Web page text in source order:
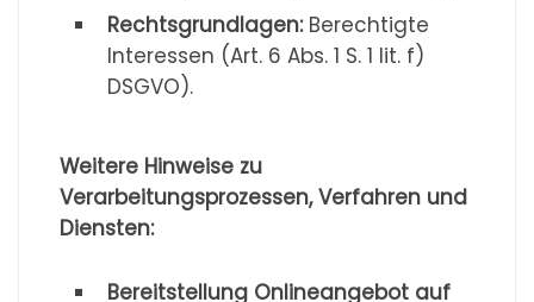
Rechtsgrundlagen:Berechtigte
Interessen (Art. 6 Abs. 1 S. 1 lit. f)
DSGVO).
Weitere Hinweise zu
Verarbeitungsprozessen, Verfahren und
Diensten:
Bereitstellung Onlineangebot auf